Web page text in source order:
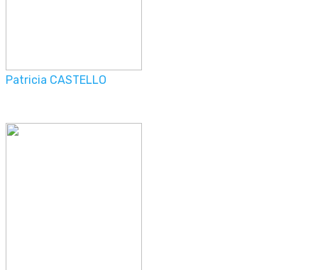
Patricia CASTELLO